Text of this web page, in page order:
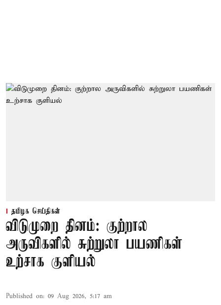
தமிழக செய்திகள்
விடுமுறை தினம்: குற்றால
அருவிகளில் சுற்றுலா பயணிகள்
உற்சாக குளியல்
Published on: 09 Aug 2026, 5:17 am